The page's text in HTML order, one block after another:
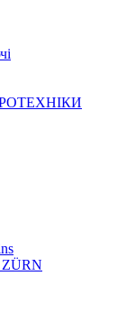
ZÜRN